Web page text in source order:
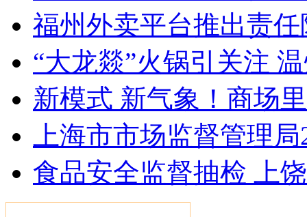
福州外卖平台推出责
“大龙燚”火锅引关注
新模式 新气象！商场
上海市市场监督管理
食品安全监督抽检 上